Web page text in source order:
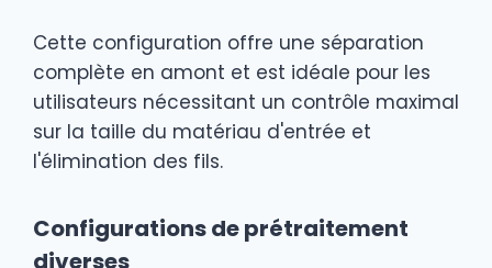
Cette configuration offre une séparation
complète en amont et est idéale pour les
utilisateurs nécessitant un contrôle maximal
sur la taille du matériau d'entrée et
l'élimination des fils.
Configurations de prétraitement
diverses